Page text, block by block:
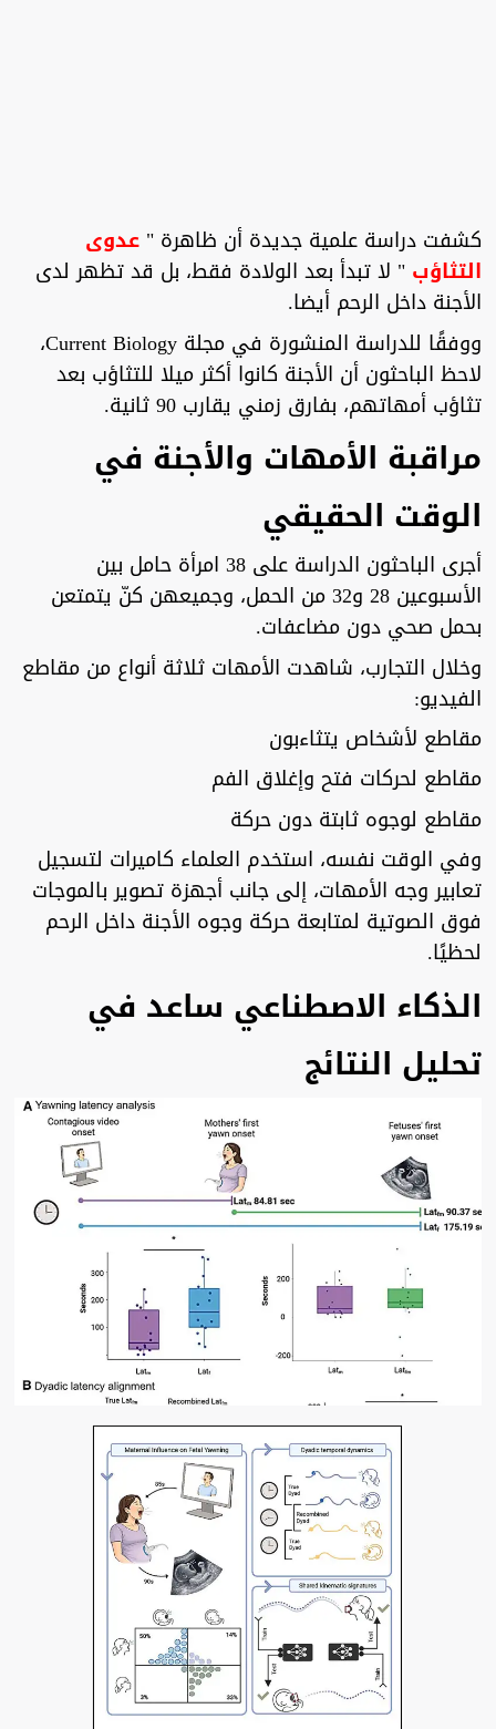
كشفت دراسة علمية جديدة أن ظاهرة "عدوى
التثاؤب " لا تبدأ بعد الولادة فقط، بل قد تظهر لدى
الأجنة داخل الرحم أيضا.
ووفقًا للدراسة المنشورة في مجلة Current Biology،
لاحظ الباحثون أن الأجنة كانوا أكثر ميلا للتثاؤب بعد
تثاؤب أمهاتهم، بفارق زمني يقارب 90 ثانية.
مراقبة الأمهات والأجنة في
الوقت الحقيقي
أجرى الباحثون الدراسة على 38 امرأة حامل بين
الأسبوعين 28 و32 من الحمل، وجميعهن كنّ يتمتعن
بحمل صحي دون مضاعفات.
وخلال التجارب، شاهدت الأمهات ثلاثة أنواع من مقاطع
الفيديو:
مقاطع لأشخاص يتثاءبون
مقاطع لحركات فتح وإغلاق الفم
مقاطع لوجوه ثابتة دون حركة
وفي الوقت نفسه، استخدم العلماء كاميرات لتسجيل
تعابير وجه الأمهات، إلى جانب أجهزة تصوير بالموجات
فوق الصوتية لمتابعة حركة وجوه الأجنة داخل الرحم
لحظيًا.
الذكاء الاصطناعي ساعد في
تحليل النتائج